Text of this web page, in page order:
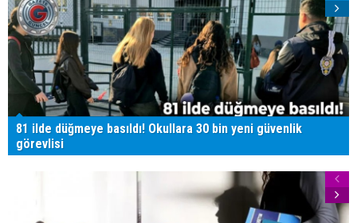
81 ilde düğmeye basıldı! Okullara 30 bin yeni güvenlik
görevlisi